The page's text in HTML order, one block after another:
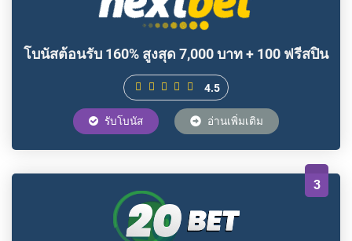
โบนัสต้อนรับ 160% สูงสุด 7,000 บาท + 100 ฟรีสปิน
4.5
รับโบนัส อ่านเพิ่มเติม
3